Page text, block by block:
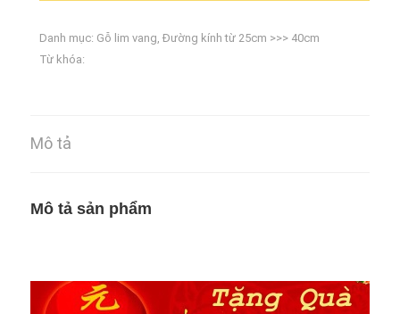
Danh mục: Gỗ lim vang, Đường kính từ 25cm >>> 40cm
Từ khóa:
Mô tả
Mô tả sản phẩm